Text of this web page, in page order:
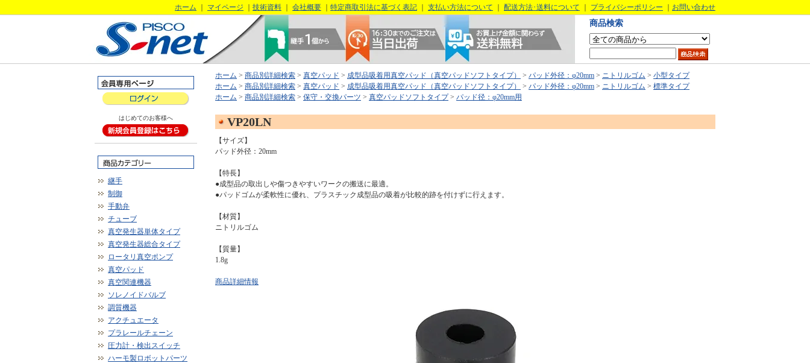
ホーム マイページ 技術資料 会社概要 特定商取引法に基づく表記 支払い方法について 配送方法･送料について プライバシーポリシー お問い合わせ
商品検索
はじめてのお客様へ
継手
制御
手動弁
チューブ
真空発生器単体タイプ
真空発生器総合タイプ
ロータリ真空ポンプ
真空パッド
真空関連機器
ソレノイドバルブ
調質機器
アクチュエータ
プラレールチェーン
圧力計・検出スイッチ
ハーモ製ロボットパーツ
ホーム > 商品別詳細検索 > 真空パッド > 成型品吸着用真空パッド（真空パッドソフトタイプ） > パッド外径：φ20mm > ニトリルゴム > 小型タイプ
ホーム > 商品別詳細検索 > 真空パッド > 成型品吸着用真空パッド（真空パッドソフトタイプ） > パッド外径：φ20mm > ニトリルゴム > 標準タイプ
ホーム > 商品別詳細検索 > 保守・交換パーツ > 真空パッドソフトタイプ > パッド径：φ20mm用
VP20LN
【サイズ】
パッド外径：20mm
【特長】
●成型品の取出しや傷つきやすいワークの搬送に最適。
●パッドゴムが柔軟性に優れ、プラスチック成型品の吸着が比較的跡を付けずに行えます。
【材質】
ニトリルゴム
【質量】
1.8g
商品詳細情報